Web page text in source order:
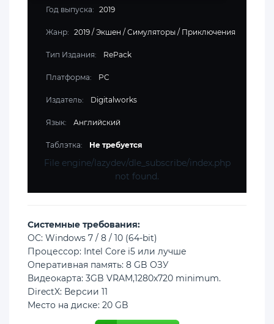
Год выпуска: 2019
Жанр: 2019 / Экшен / Симуляторы / Приключения
Тип Издания: RePack
Платформа: PC
Издатель: Digitalworks
Язык: Английский
Таблэтка: Не требуется
File engine/lazydev/dle_subscribe/index.php
not found.
Cистемные требования:
ОС: Windows 7 / 8 / 10 (64-bit)
Процессор: Intel Core i5 или лучше
Оперативная память: 8 GB ОЗУ
Видеокарта: 3GB VRAM,1280x720 minimum.
DirectX: Версии 11
Место на диске: 20 GB